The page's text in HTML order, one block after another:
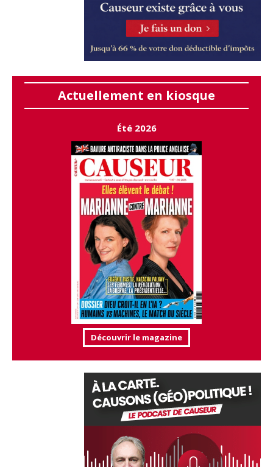
Actuellement en kiosque
Été 2026
Découvrir le magazine